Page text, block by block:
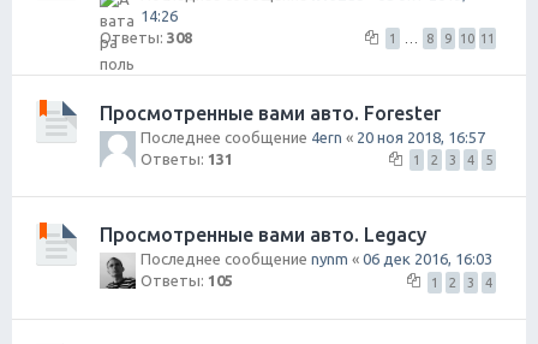
14:26
Ответы: 308 1 8 9 10 11
Просмотренные вами авто. Forester
Последнее сообщение 4ern « 20 ноя 2018, 16:57
Ответы: 131 1 2 3 4 5
Просмотренные вами авто. Legacy
Последнее сообщение nynm « 06 дек 2016, 16:03
Ответы: 105 1 2 3 4